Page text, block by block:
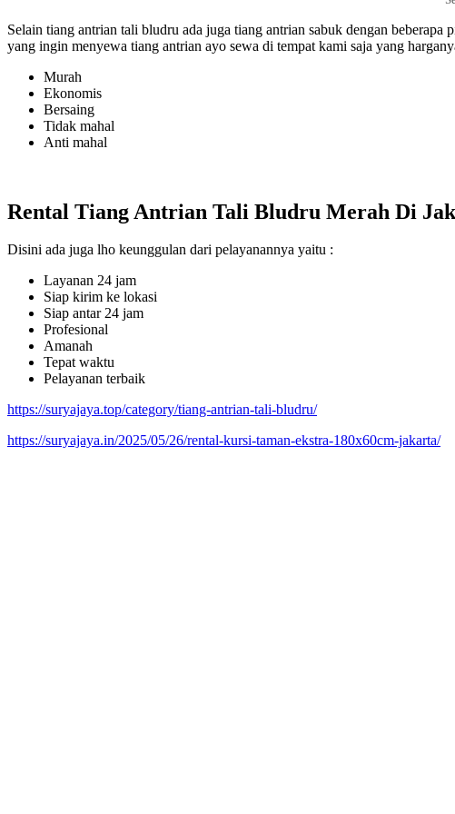
Selain tiang antrian tali bludru ada juga tiang antrian sabuk dengan
yang ingin menyewa tiang antrian ayo sewa di tempat kami saja yang
Murah
Ekonomis
Bersaing
Tidak mahal
Anti mahal
Rental Tiang Antrian Tali Bludru Merah Di
Disini ada juga lho keunggulan dari pelayanannya yaitu :
Layanan 24 jam
Siap kirim ke lokasi
Siap antar 24 jam
Profesional
Amanah
Tepat waktu
Pelayanan terbaik
https://suryajaya.top/category/tiang-antrian-tali-bludru/
https://suryajaya.in/2025/05/26/rental-kursi-taman-ekstra-180x60cm-jakarta/